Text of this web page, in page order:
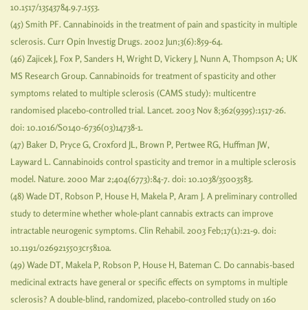
10.1517/13543784.9.7.1553.
(45) Smith PF. Cannabinoids in the treatment of pain and spasticity in multiple
sclerosis. Curr Opin Investig Drugs. 2002 Jun;3(6):859-64.
(46) Zajicek J, Fox P, Sanders H, Wright D, Vickery J, Nunn A, Thompson A; UK
MS Research Group. Cannabinoids for treatment of spasticity and other
symptoms related to multiple sclerosis (CAMS study): multicentre
randomised placebo-controlled trial. Lancet. 2003 Nov 8;362(9395):1517-26.
doi: 10.1016/S0140-6736(03)14738-1.
(47) Baker D, Pryce G, Croxford JL, Brown P, Pertwee RG, Huffman JW,
Layward L. Cannabinoids control spasticity and tremor in a multiple sclerosis
model. Nature. 2000 Mar 2;404(6773):84-7. doi: 10.1038/35003583.
(48) Wade DT, Robson P, House H, Makela P, Aram J. A preliminary controlled
study to determine whether whole-plant cannabis extracts can improve
intractable neurogenic symptoms. Clin Rehabil. 2003 Feb;17(1):21-9. doi:
10.1191/0269215503cr581oa.
(49) Wade DT, Makela P, Robson P, House H, Bateman C. Do cannabis-based
medicinal extracts have general or specific effects on symptoms in multiple
sclerosis? A double-blind, randomized, placebo-controlled study on 160